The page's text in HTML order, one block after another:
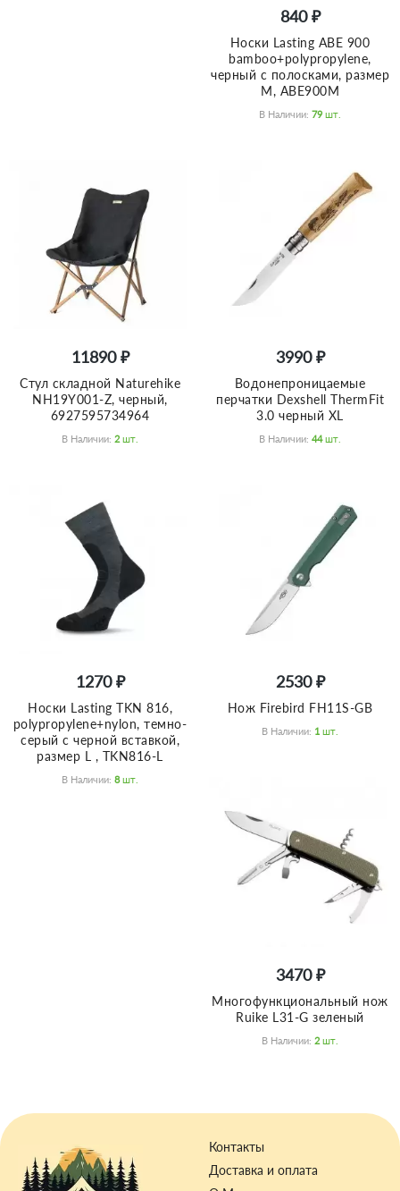
840 ₽
Носки Lasting ABE 900
bamboo+polypropylene,
черный с полосками, размер
M, ABE900M
В Наличии: 79 Шт.
11890 ₽
Стул складной Naturehike
NH19Y001-Z, черный,
6927595734964
В Наличии: 2 Шт.
3990 ₽
Водонепроницаемые
перчатки Dexshell ThermFit
3.0 черный XL
В Наличии: 44 Шт.
1270 ₽
Носки Lasting TKN 816,
polypropylene+nylon, темно-
серый с черной вставкой,
размер L , TKN816-L
В Наличии: 8 Шт.
2530 ₽
Нож Firebird FH11S-GB
В Наличии: 1 Шт.
3470 ₽
Многофункциональный нож
Ruike L31-G зеленый
В Наличии: 2 Шт.
Контакты
Доставка и оплата